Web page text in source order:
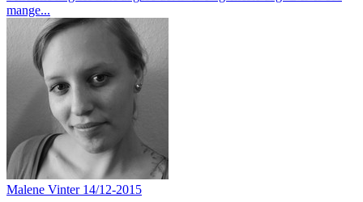
mange...
Malene Vinter 14/12-2015